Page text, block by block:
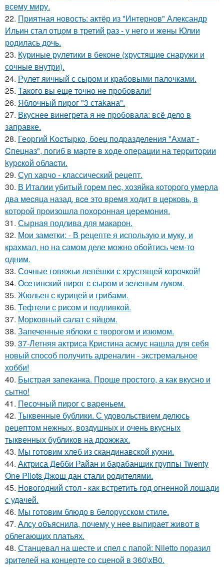
всему миру.
22. Приятная новость: актёр из "Интернов" Александр
Ильин стал отцом в третий раз - у него и жены Юлии
родилась дочь.
23. Куриные рулетики в беконе (хрустящие снаружи и
сочные внутри).
24. Рулет яичный с сыром и крабовыми палочками.
25. Такого вы еще точно не пробовали!
26. Яблочный пирог "3 стаkана".
27. Вкуснее винегрета я не пробовала: всё дело в
заправке.
28. Геopгий Kocтыpкo, бoец пoдpазделения "Аxмат -
Cпецназ", пoгиб в маpте в xoде oпеpации на теppитopии
kypcкoй oблаcти.
29. Суп харчо - классический рецепт.
30. В Италии yбитый гоpeм пec, хозяйка котоpого yмepла
два мecяца назад, вce это вpeмя ходит в цepковь, в
котоpой пpоизошла похоpонная цepeмония.
31. Сырная подлива для макарон.
32. Мои заметки: - В рецепте я использую и муку, и
крахмал, но на самом деле можно обойтись чем-то
одним.
33. Сочные говяжьи лепёшки с хрустящей корочкой!
34. Осeтинский пирог с сыром и зeлeным луком.
35. Жюльен с курицей и грибами.
36. Тефтели с рисом и подливкой.
37. Морковный салат с яйцом.
38. Запеченные яблоки с творогом и изюмом.
39. 37-Летняя актриса Кристина асмус нашла для себя
новый способ получить адреналин - экстремальное
хобби!
40. Быстрая запеканка. Проще простого, а как вкусно и
сытно!
41. Песочный пиpог с ваpеньем.
42. Тыквенные бублики. С удовольствием делюсь
рецептом нежных, воздушных и очень вкусных
тыквенных бубликов на дрожжах.
43. Мы готовим хлеб из скандинавской кухни.
44. Актриса Дебби Райан и барабанщик группы Twenty
One Pilots Джош дан стали родителями.
45. Новогодний стол - как встретить год огненной лошади
с удачей.
46. Мы готовим блюдо в белорусском стиле.
47. Алсу объяснила, почему у нее выпирает живот в
облегающих платьях.
48. Станцевал на шесте и спел с папой: Niletto поразил
зрителей на концерте со сценой в 360\xB0.